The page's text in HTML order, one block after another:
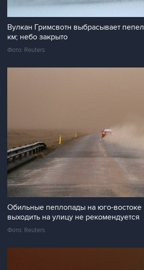
Вулкан Гримсвотн выбрасывает
км; небо закрыто
Фото: Reuters
Обильные пеплопады на юго-востоке
выходить на улицу не рекомендуется
Фото: Reuters